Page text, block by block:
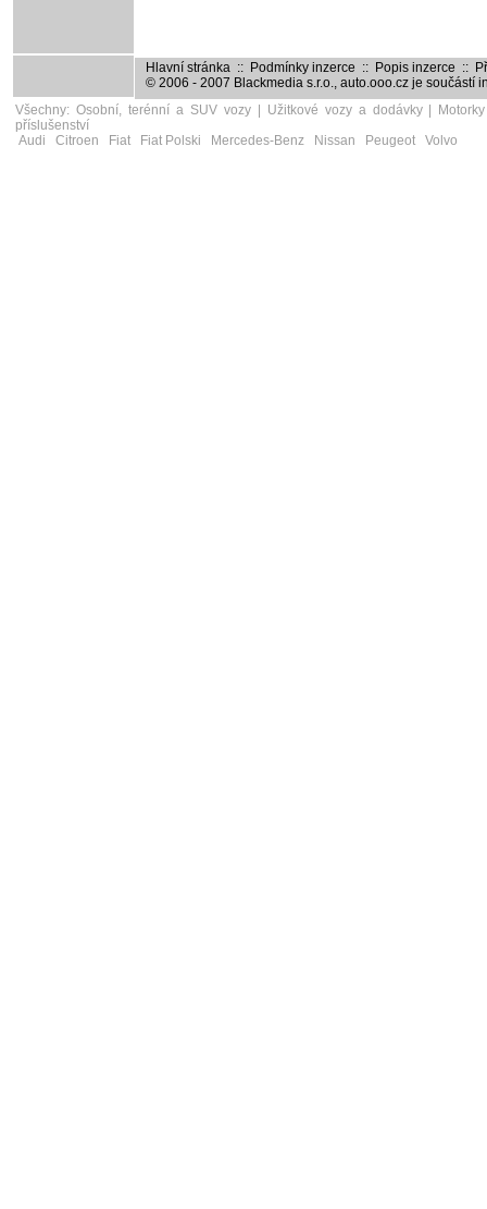
Hlavní stránka :: Podmínky inzerce :: Popis inzerce ::
© 2006 - 2007 Blackmedia s.r.o., auto.ooo.cz je součástí
Všechny: Osobní, terénní a SUV vozy| Užitkové vozy a dodávky|
příslušenství
Audi
Citroen Fiat Fiat Polski Mercedes-Benz Nissan Peugeot Volvo